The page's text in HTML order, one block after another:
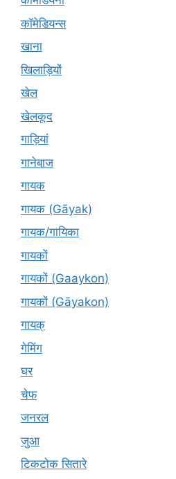
कॉमेडियन्स
खाना
खिलाड़ियों
खेल
खेलकूद
गाड़ियां
गानेबाज
गायक
गायक (Gāyak)
गायक/गायिका
गायकों
गायकों (Gaaykon)
गायकों (Gāyakon)
गायक्
गेमिंग
घर
चेफ
जनरल
जुआ
टिकटोक सितारे